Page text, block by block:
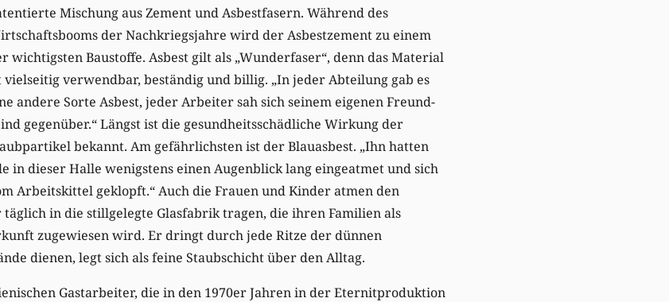
Mischung aus Zement und Asbestfasern. Während des
der Nachkriegsjahre wird der Asbestzement zu einem
wichtigsten Baustoffe. Asbest gilt als „Wunderfaser“, denn das Material
vielseitig verwendbar, beständig und billig. „In jeder Abteilung gab es
andere Sorte Asbest, jeder Arbeiter sah sich seinem eigenen Freund-
gegenüber.“ Längst ist die gesundheitsschädliche Wirkung der
bekannt. Am gefährlichsten ist der Blauasbest. „Ihn hatten
in dieser Halle wenigstens einen Augenblick lang eingeatmet und sich
Arbeitskittel geklopft.“ Auch die Frauen und Kinder atmen den
in die stillgelegte Glasfabrik tragen, die ihren Familien als
zugewiesen wird. Er dringt durch jede Ritze der dünnen
dienen, legt sich als feine Staubschicht über den Alltag.
Gastarbeiter, die in den 1970er Jahren in der Eternitproduktion